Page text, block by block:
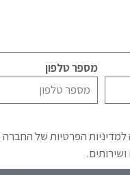
מספר טלפון
הפרטיות של